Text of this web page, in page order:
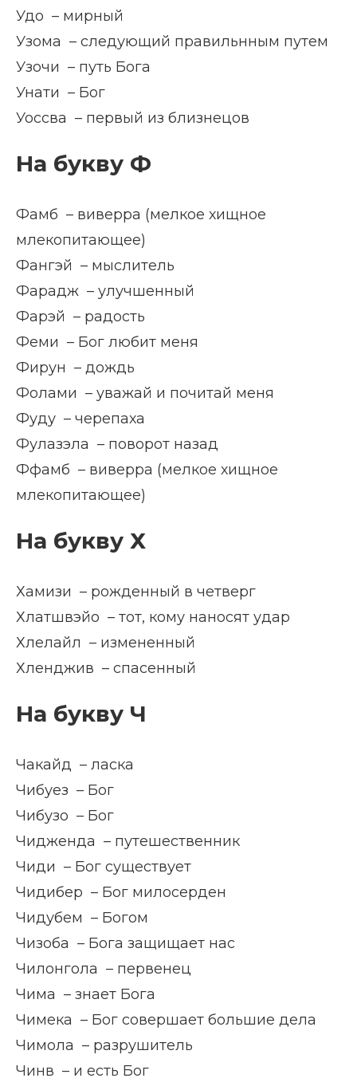
Удо – мирный
Узома – следующий правильнным путем
Узочи – путь Бога
Унати – Бог
Уоссва – первый из близнецов
На букву Ф
Фамб – виверра (мелкое хищное
млекопитающее)
Фангэй – мыслитель
Фарадж – улучшенный
Фарэй – радость
Феми – Бог любит меня
Фирун – дождь
Фолами – уважай и почитай меня
Фуду – черепаха
Фулазэла – поворот назад
Ффамб – виверра (мелкое хищное
млекопитающее)
На букву Х
Хамизи – рожденный в четверг
Хлатшвэйо – тот, кому наносят удар
Хлелайл – измененный
Хленджив – спасенный
На букву Ч
Чакайд – ласка
Чибуез – Бог
Чибузо – Бог
Чидженда – путешественник
Чиди – Бог существует
Чидибер – Бог милосерден
Чидубем – Богом
Чизоба – Бога защищает нас
Чилонгола – первенец
Чима – знает Бога
Чимека – Бог совершает большие дела
Чимола – разрушитель
Чинв – и есть Бог